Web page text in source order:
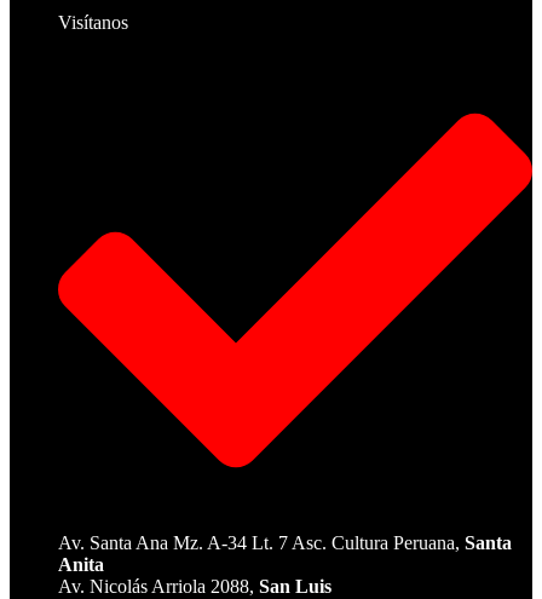
Visítanos
Av. Santa Ana Mz. A-34 Lt. 7 Asc. Cultura Peruana, Santa
Anita
Av. Nicolás Arriola 2088, San Luis